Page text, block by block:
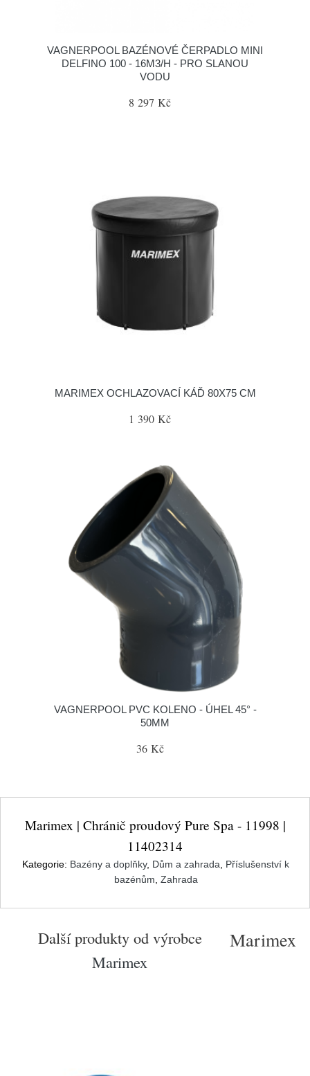
VAGNERPOOL BAZÉNOVÉ ČERPADLO MINI
DELFINO 100 - 16M3/H - PRO SLANOU
VODU
8 297 Kč
MARIMEX OCHLAZOVACÍ KÁĎ 80X75 CM
1 390 Kč
VAGNERPOOL PVC KOLENO - ÚHEL 45° -
50MM
36 Kč
Marimex | Chránič proudový Pure Spa - 11998 |
11402314
Kategorie: Bazény a doplňky, Dům a zahrada
Příslušenství k
bazénům Zahrada
Další produkty od výrobce
Marimex
Marimex